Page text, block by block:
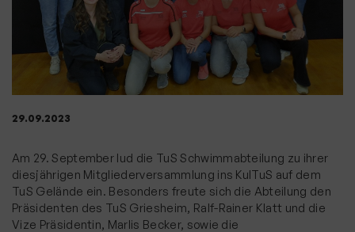
29.09.2023
Am 29. September lud die TuS Schwimmabteilung zu ihrer
diesjährigen Mitgliederversammlung ins KulTuS auf dem
TuS Gelände ein. Besonders freute sich die Abteilung den
Präsidenten des TuS Griesheim, Ralf-Rainer Klatt und die
Vize Präsidentin, Marlis Becker, sowie die